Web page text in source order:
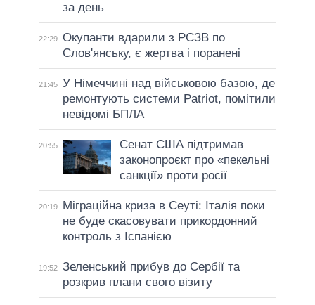
за день
22:29 Окупанти вдарили з РСЗВ по
Слов'янську, є жертва і поранені
21:45 У Німеччині над військовою базою, де
ремонтують системи Patriot, помітили
невідомі БПЛА
20:55
Сенат США підтримав
законопроєкт про «пекельні
санкції» проти росії
20:19
Міграційна криза в Сеуті: Італія поки
не буде скасовувати прикордонний
контроль з Іспанією
19:52 Зеленський прибув до Сербії та
розкрив плани свого візиту